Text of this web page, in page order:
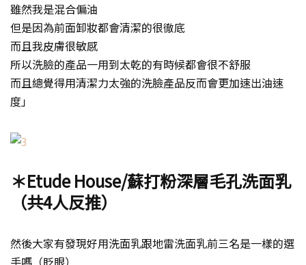
雖然我是混合偏油
但是因為前面卸妝都會清潔的很徹底
而且我皮膚很敏感
所以洗臉的產品一用到太乾的有時候都會很不舒服
而且總覺得用清潔力太強的洗臉產品反而會更加速出油速
度」
＊Etude House/蘇打粉深層毛孔洗面乳
（共4人反推）
然後大家有發現好用洗面乳跟地雷洗面乳前三名是一樣的選